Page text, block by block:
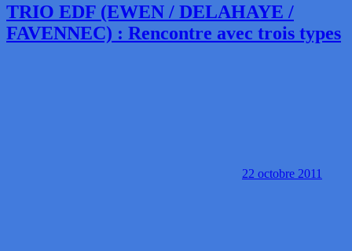
TRIO EDF (EWEN / DELAHAYE /
FAVENNEC) : Rencontre avec trois types
22 octobre 2011